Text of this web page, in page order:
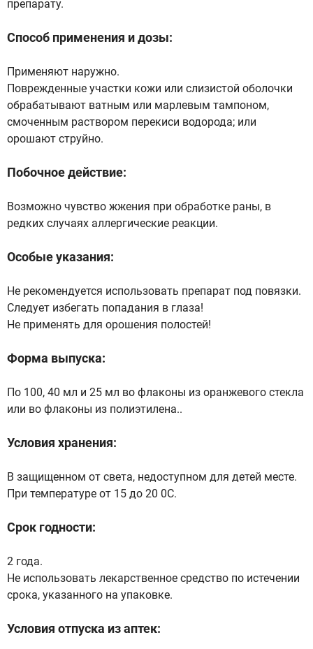
препарату.
Способ применения и дозы:
Применяют наружно.
Поврежденные участки кожи или слизистой оболочки
обрабатывают ватным или марлевым тампоном,
смоченным раствором перекиси водорода; или
орошают струйно.
Побочное действие:
Возможно чувство жжения при обработке раны, в
редких случаях аллергические реакции.
Особые указания:
Не рекомендуется использовать препарат под повязки.
Следует избегать попадания в глаза!
Не применять для орошения полостей!
Форма выпуска:
По 100, 40 мл и 25 мл во флаконы из оранжевого стекла
или во флаконы из полиэтилена..
Условия хранения:
В защищенном от света, недоступном для детей месте.
При температуре от 15 до 20 0С.
Срок годности:
2 года.
Не использовать лекарственное средство по истечении
срока, указанного на упаковке.
Условия отпуска из аптек: